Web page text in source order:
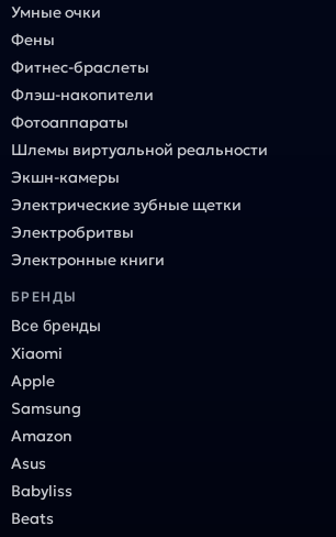
Умные очки
Фены
Фитнес-браслеты
Флэш-накопители
Фотоаппараты
Шлемы виртуальной реальности
Экшн-камеры
Электрические зубные щетки
Электробритвы
Электронные книги
БРЕНДЫ
Все бренды
Xiaomi
Apple
Samsung
Amazon
Asus
Babyliss
Beats